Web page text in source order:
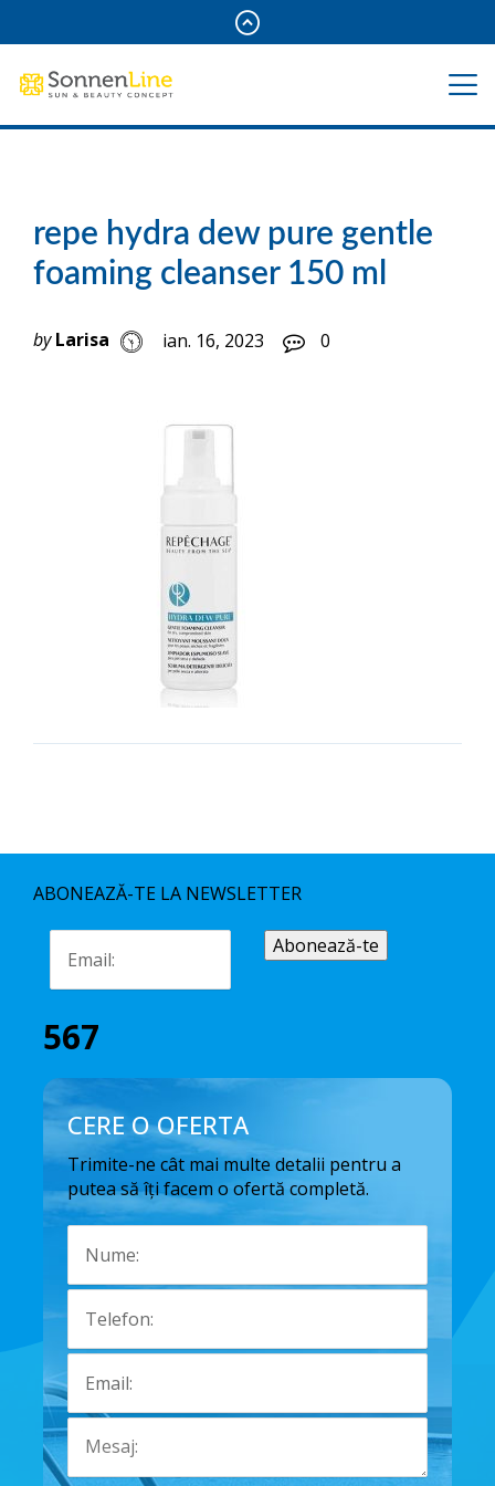
repe hydra dew pure gentle
foaming cleanser 150 ml
by Larisa ian. 16, 2023 0
ABONEAZĂ-TE LA NEWSLETTER
567
CERE O OFERTA
Trimite-ne cât mai multe detalii pentru a
putea să îți facem o ofertă completă.